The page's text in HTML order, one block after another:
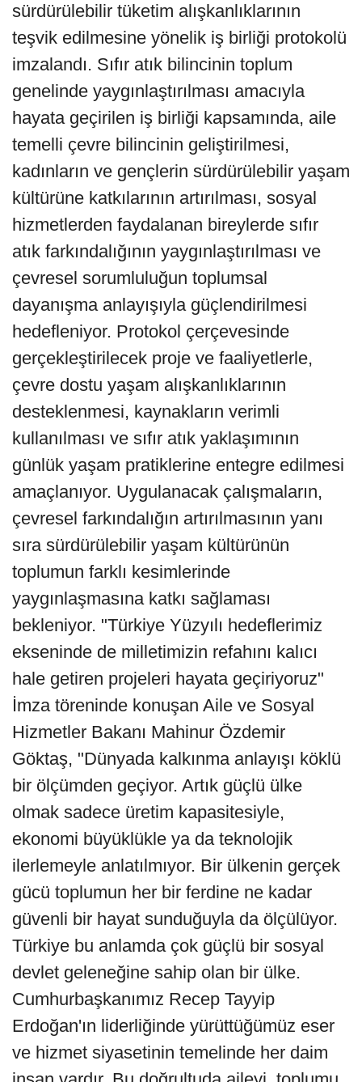
sürdürülebilir tüketim alışkanlıklarının
teşvik edilmesine yönelik iş birliği protokolü
imzalandı. Sıfır atık bilincinin toplum
genelinde yaygınlaştırılması amacıyla
hayata geçirilen iş birliği kapsamında, aile
temelli çevre bilincinin geliştirilmesi,
kadınların ve gençlerin sürdürülebilir yaşam
kültürüne katkılarının artırılması, sosyal
hizmetlerden faydalanan bireylerde sıfır
atık farkındalığının yaygınlaştırılması ve
çevresel sorumluluğun toplumsal
dayanışma anlayışıyla güçlendirilmesi
hedefleniyor. Protokol çerçevesinde
gerçekleştirilecek proje ve faaliyetlerle,
çevre dostu yaşam alışkanlıklarının
desteklenmesi, kaynakların verimli
kullanılması ve sıfır atık yaklaşımının
günlük yaşam pratiklerine entegre edilmesi
amaçlanıyor. Uygulanacak çalışmaların,
çevresel farkındalığın artırılmasının yanı
sıra sürdürülebilir yaşam kültürünün
toplumun farklı kesimlerinde
yaygınlaşmasına katkı sağlaması
bekleniyor. "Türkiye Yüzyılı hedeflerimiz
ekseninde de milletimizin refahını kalıcı
hale getiren projeleri hayata geçiriyoruz"
İmza töreninde konuşan Aile ve Sosyal
Hizmetler Bakanı Mahinur Özdemir
Göktaş, "Dünyada kalkınma anlayışı köklü
bir ölçümden geçiyor. Artık güçlü ülke
olmak sadece üretim kapasitesiyle,
ekonomi büyüklükle ya da teknolojik
ilerlemeyle anlatılmıyor. Bir ülkenin gerçek
gücü toplumun her bir ferdine ne kadar
güvenli bir hayat sunduğuyla da ölçülüyor.
Türkiye bu anlamda çok güçlü bir sosyal
devlet geleneğine sahip olan bir ülke.
Cumhurbaşkanımız Recep Tayyip
Erdoğan'ın liderliğinde yürüttüğümüz eser
ve hizmet siyasetinin temelinde her daim